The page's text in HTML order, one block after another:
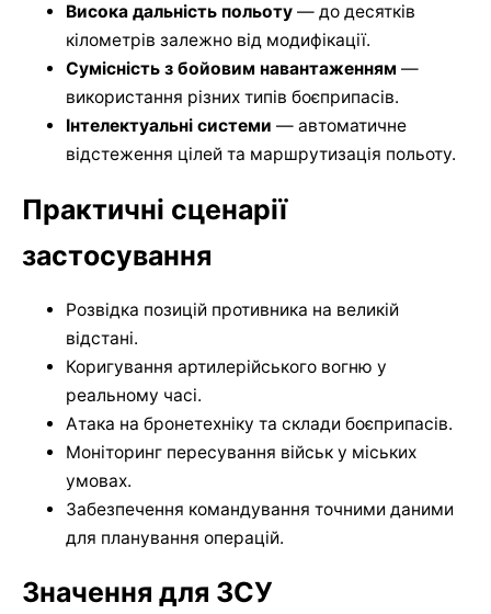
Висока дальність польоту — до десятків
кілометрів залежно від модифікації.
Сумісність з бойовим навантаженням —
використання різних типів боєприпасів.
Інтелектуальні системи — автоматичне
відстеження цілей та маршрутизація польоту.
Практичні сценарії
застосування
Розвідка позицій противника на великій
відстані.
Коригування артилерійського вогню у
реальному часі.
Атака на бронетехніку та склади боєприпасів.
Моніторинг пересування військ у міських
умовах.
Забезпечення командування точними даними
для планування операцій.
Значення для ЗСУ